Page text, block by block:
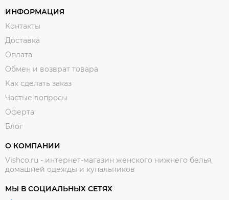
ИНФОРМАЦИЯ
Контакты
Доставка
Оплата
Обмен и возврат товара
Как сделать заказ
Частые вопросы
Оферта
Блог
О КОМПАНИИ
Vishco.ru - интернет-магазин женского нижнего белья,
домашней одежды и купальников
МЫ В СОЦИАЛЬНЫХ СЕТЯХ